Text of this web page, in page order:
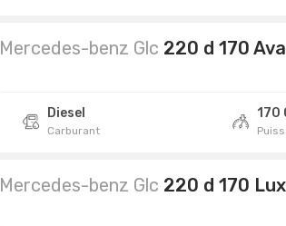
Mercedes-benz Glc 220 d 170
Diesel
Carburant
170
Mercedes-benz Glc 220 d 170